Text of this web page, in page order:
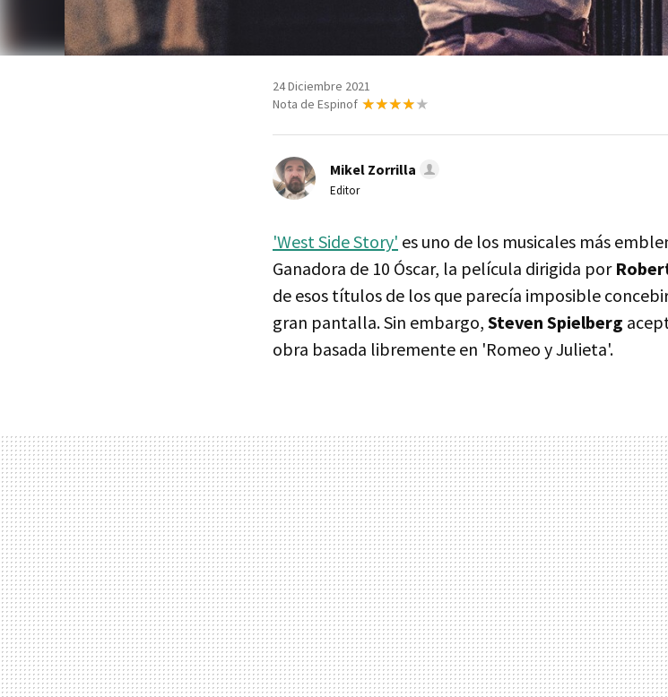
24 Diciembre 2021
Nota de Espinof
Mikel Zorrilla
Editor
'West Side Story' es uno de los musicales más
Ganadora de 10 Óscar, la película dirigida por
de esos títulos de los que parecía imposible
gran pantalla. Sin embargo, Steven Spielberg
obra basada libremente en 'Romeo y Julieta'.